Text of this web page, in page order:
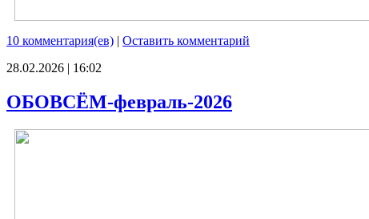
10 комментария(ев) | Оставить комментарий
28.02.2026 | 16:02
ОБОВСЁМ-февраль-2026